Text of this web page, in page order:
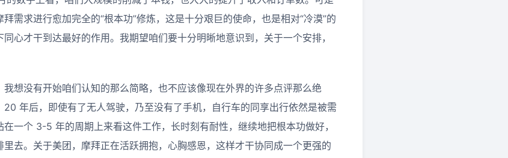
需求进行愈加完全的“根本功”修炼，这是十分艰巨的使命，也是相对“冷漠”的
心才干到达最好的作用。我期望咱们要十分明晰地意识到，关于一个安排，
想没有开始咱们认知的那么简略，也不应该像现在外界的许多点评那么绝
年后，即使有了无人驾驶，乃至没有了手机，自行车的同享出行依然是被需
一个 3-5 年的周期上来看这件工作，长时刻有耐性，继续地把根本功做好，
去。关于美团，摩拜正在活跃拥抱，心胸感恩，这样才干协同成一个更强的